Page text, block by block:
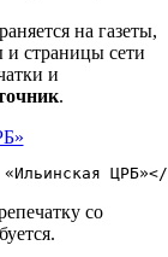
на газеты,
и страницы сети
и
.
ЦРБ»</
со